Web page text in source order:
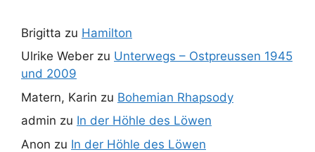
Brigitta zu Hamilton
Ulrike Weber zu Unterwegs – Ostpreussen 1945
und 2009
Matern, Karin zu Bohemian Rhapsody
admin zu In der Höhle des Löwen
Anon zu In der Höhle des Löwen